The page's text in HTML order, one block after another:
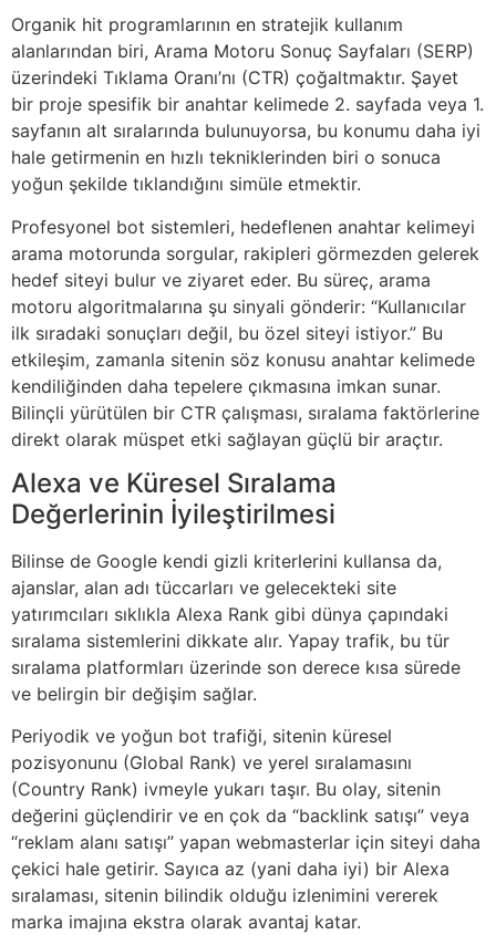
Organik hit programlarının en stratejik kullanım
alanlarından biri, Arama Motoru Sonuç Sayfaları (SERP)
üzerindeki Tıklama Oranı’nı (CTR) çoğaltmaktır. Şayet
bir proje spesifik bir anahtar kelimede 2. sayfada veya 1.
sayfanın alt sıralarında bulunuyorsa, bu konumu daha iyi
hale getirmenin en hızlı tekniklerinden biri o sonuca
yoğun şekilde tıklandığını simüle etmektir.
Profesyonel bot sistemleri, hedeflenen anahtar kelimeyi
arama motorunda sorgular, rakipleri görmezden gelerek
hedef siteyi bulur ve ziyaret eder. Bu süreç, arama
motoru algoritmalarına şu sinyali gönderir: “Kullanıcılar
ilk sıradaki sonuçları değil, bu özel siteyi istiyor.” Bu
etkileşim, zamanla sitenin söz konusu anahtar kelimede
kendiliğinden daha tepelere çıkmasına imkan sunar.
Bilinçli yürütülen bir CTR çalışması, sıralama faktörlerine
direkt olarak müspet etki sağlayan güçlü bir araçtır.
Alexa ve Küresel Sıralama
Değerlerinin İyileştirilmesi
Bilinse de Google kendi gizli kriterlerini kullansa da,
ajanslar, alan adı tüccarları ve gelecekteki site
yatırımcıları sıklıkla Alexa Rank gibi dünya çapındaki
sıralama sistemlerini dikkate alır. Yapay trafik, bu tür
sıralama platformları üzerinde son derece kısa sürede
ve belirgin bir değişim sağlar.
Periyodik ve yoğun bot trafiği, sitenin küresel
pozisyonunu (Global Rank) ve yerel sıralamasını
(Country Rank) ivmeyle yukarı taşır. Bu olay, sitenin
değerini güçlendirir ve en çok da “backlink satışı” veya
“reklam alanı satışı” yapan webmasterlar için siteyi daha
çekici hale getirir. Sayıca az (yani daha iyi) bir Alexa
sıralaması, sitenin bilindik olduğu izlenimini vererek
marka imajına ekstra olarak avantaj katar.